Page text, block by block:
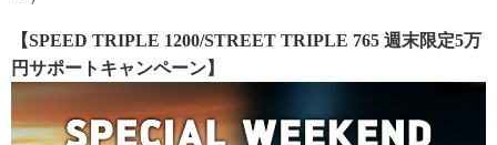
【SPEED TRIPLE 1200/STREET TRIPLE 765 週末限定5万
円サポートキャンペーン】